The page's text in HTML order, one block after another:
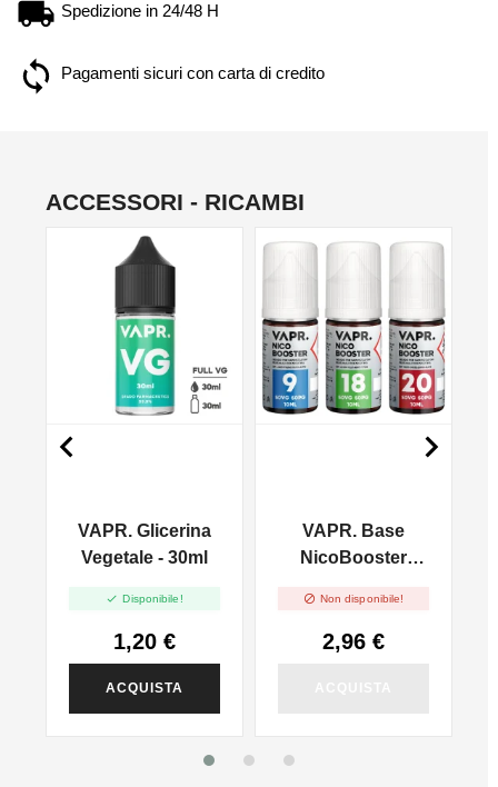
Spedizione in 24/48 H
Pagamenti sicuri con carta di credito
ACCESSORI - RICAMBI
VAPR. Glicerina
Vegetale - 30ml
 Disponibile!
1,20 €
ACQUISTA
VAPR. Base
NicoBooster
 Non disponibile!
2,96 €
 